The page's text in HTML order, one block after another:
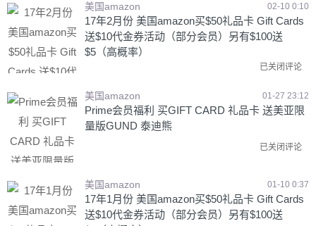
美国amazon 02-10 0:10
17年2月份 美国amazon买$50礼品卡 Gift Cards
送$10代金券活动（部分会员）另有$100送
$5（高概率）
已关闭评论
美国amazon 01-27 23:12
Prime会员福利 买GIFT CARD 礼品卡 送美亚限
量版GUND 泰迪熊
已关闭评论
美国amazon 01-10 0:37
17年1月份 美国amazon买$50礼品卡 Gift Cards
送$10代金券活动（部分会员）另有$100送